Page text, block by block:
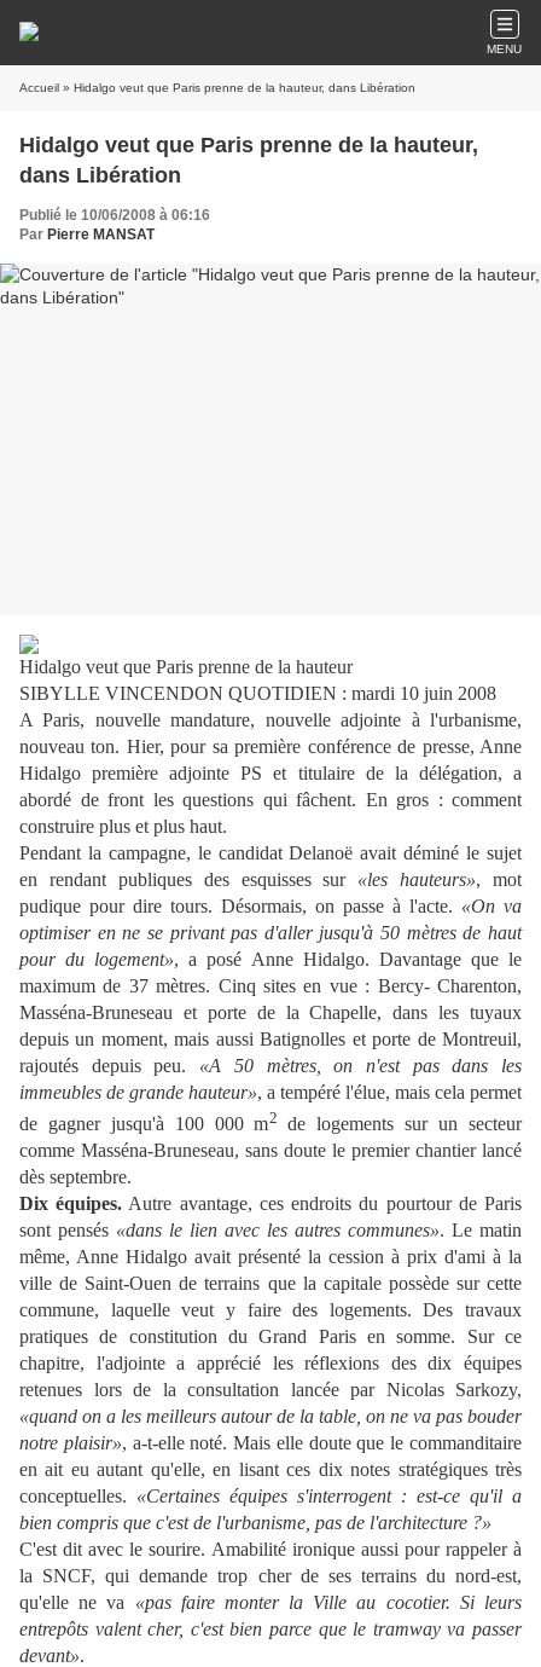
MENU
Accueil » Hidalgo veut que Paris prenne de la hauteur, dans Libération
Hidalgo veut que Paris prenne de la hauteur,
dans Libération
Publié le 10/06/2008 à 06:16
Par Pierre MANSAT
Hidalgo veut que Paris prenne de la hauteur
SIBYLLE VINCENDON QUOTIDIEN : mardi 10 juin 2008
A Paris, nouvelle mandature, nouvelle adjointe à l'urbanisme,
nouveau ton. Hier, pour sa première conférence de presse, Anne
Hidalgo première adjointe PS et titulaire de la délégation, a
abordé de front les questions qui fâchent. En gros : comment
construire plus et plus haut.
Pendant la campagne, le candidat Delanoë avait déminé le sujet
en rendant publiques des esquisses sur «les hauteurs», mot
pudique pour dire tours. Désormais, on passe à l'acte. «On va
optimiser en ne se privant pas d'aller jusqu'à 50 mètres de haut
pour du logement», a posé Anne Hidalgo. Davantage que le
maximum de 37 mètres. Cinq sites en vue : Bercy- Charenton,
Masséna-Bruneseau et porte de la Chapelle, dans les tuyaux
depuis un moment, mais aussi Batignolles et porte de Montreuil,
rajoutés depuis peu. «A 50 mètres, on n'est pas dans les
immeubles de grande hauteur», a tempéré l'élue, mais cela permet
de gagner jusqu'à 100 000 m2 de logements sur un secteur
comme Masséna-Bruneseau, sans doute le premier chantier lancé
dès septembre.
Dix équipes. Autre avantage, ces endroits du pourtour de Paris
sont pensés «dans le lien avec les autres communes». Le matin
même, Anne Hidalgo avait présenté la cession à prix d'ami à la
ville de Saint-Ouen de terrains que la capitale possède sur cette
commune, laquelle veut y faire des logements. Des travaux
pratiques de constitution du Grand Paris en somme. Sur ce
chapitre, l'adjointe a apprécié les réflexions des dix équipes
retenues lors de la consultation lancée par Nicolas Sarkozy,
«quand on a les meilleurs autour de la table, on ne va pas bouder
notre plaisir», a-t-elle noté. Mais elle doute que le commanditaire
en ait eu autant qu'elle, en lisant ces dix notes stratégiques très
conceptuelles. «Certaines équipes s'interrogent : est-ce qu'il a
bien compris que c'est de l'urbanisme, pas de l'architecture ?»
C'est dit avec le sourire. Amabilité ironique aussi pour rappeler à
la SNCF, qui demande trop cher de ses terrains du nord-est,
qu'elle ne va «pas faire monter la Ville au cocotier. Si leurs
entrepôts valent cher, c'est bien parce que le tramway va passer
devant».